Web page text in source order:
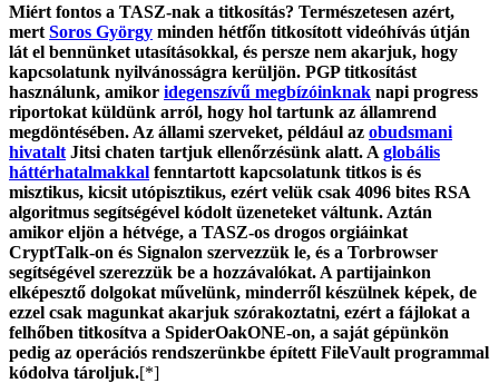
Miért fontos a TASZ-nak a titkosítás? Természetesen azért,
mert Soros György minden hétfőn titkosított videóhívás útján
lát el bennünket utasításokkal, és persze nem akarjuk, hogy
kapcsolatunk nyilvánosságra kerüljön. PGP titkosítást
használunk, amikor idegenszívű megbízóinknak napi progress
riportokat küldünk arról, hogy hol tartunk az államrend
megdöntésében. Az állami szerveket, például az obudsmani
hivatalt Jitsi chaten tartjuk ellenőrzésünk alatt. A globális
háttérhatalmakkal fenntartott kapcsolatunk titkos is és
misztikus, kicsit utópisztikus, ezért velük csak 4096 bites RSA
algoritmus segítségével kódolt üzeneteket váltunk. Aztán
amikor eljön a hétvége, a TASZ-os drogos orgiáinkat
CryptTalk-on és Signalon szervezzük le, és a Torbrowser
segítségével szerezzük be a hozzávalókat. A partijainkon
elképesztő dolgokat művelünk, minderről készülnek képek, de
ezzel csak magunkat akarjuk szórakoztatni, ezért a fájlokat a
felhőben titkosítva a SpiderOakONE-on, a saját gépünkön
pedig az operációs rendszerünkbe épített FileVault programmal
kódolva tároljuk.[*]